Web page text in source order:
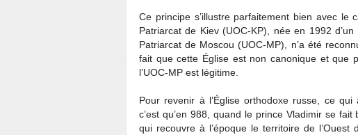
Ce principe s’illustre parfaitement bien avec le
Patriarcat de Kiev (UOC-KP), née en 1992
Patriarcat de Moscou (UOC-MP), n’a été
fait que cette Église est non canonique et que
l’UOC-MP est légitime.
Pour revenir à l’Église orthodoxe russe, ce
c’est qu’en 988, quand le prince Vladimir se
qui recouvre à l’époque le territoire de